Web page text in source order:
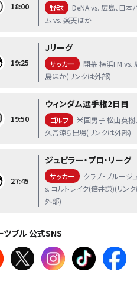
18:00 野球
DeNA vs. 広島、日本
ム vs. 楽天ほか
19:25
Jリーグ
サッカー
開幕 横浜FM vs.
島ほか(リンクは外部)
19:50
ウィンダム選手権2日目
ゴルフ
米国男子 松山英樹、
久常涼ら出場(リンクは外部)
27:45
ジュピラー・プロ・リーグ
サッカー
クラブ・ブルージ
s. コルトレイク(倍井謙)(リン
外部)
ツブル 公式SNS